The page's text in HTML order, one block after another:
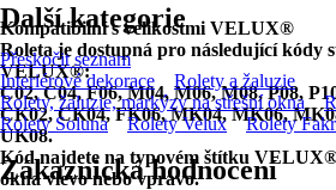
Kompatibilní s velikostmi VELUX®
Roleta je dostupná pro následující kódy
VELUX®:
C02, C04, F06, M04, M06, M08, P08,
CK02, CK04, FK06, MK04, MK06,
UK08.
Kód najdete na typovém štítku
okna vlevo nebo vpravo.
Další kategorie
Přeskočit seznam
Interiérové dekorace
Rolety a žaluzie
Rolety, žaluzie, markýzy na střešní okna
Rolety Soluna
Rolety Velux Rolety
Zákaznická hodnocení